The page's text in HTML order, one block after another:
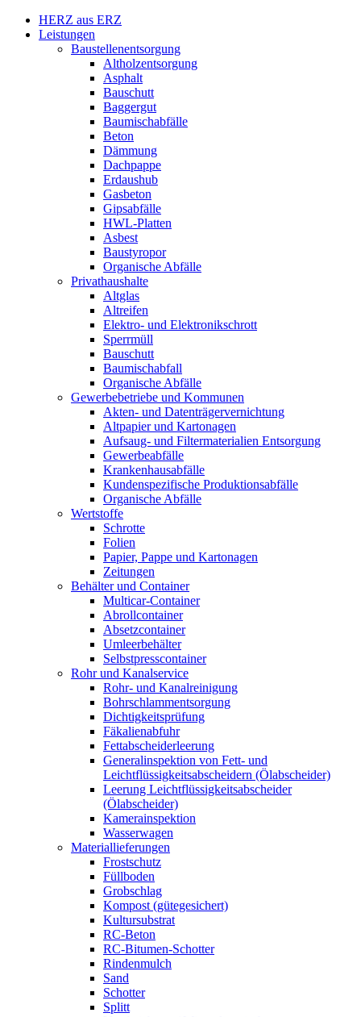
HERZ aus ERZ
Leistungen
Baustellenentsorgung
Altholzentsorgung
Asphalt
Bauschutt
Baggergut
Baumischabfälle
Beton
Dämmung
Dachpappe
Erdaushub
Gasbeton
Gipsabfälle
HWL-Platten
Asbest
Baustyropor
Organische Abfälle
Privathaushalte
Altglas
Altreifen
Elektro- und Elektronikschrott
Sperrmüll
Bauschutt
Baumischabfall
Organische Abfälle
Gewerbebetriebe und Kommunen
Akten- und Datenträgervernichtung
Altpapier und Kartonagen
Aufsaug- und Filtermaterialien Entsorgung
Gewerbeabfälle
Krankenhausabfälle
Kundenspezifische Produktionsabfälle
Organische Abfälle
Wertstoffe
Schrotte
Folien
Papier, Pappe und Kartonagen
Zeitungen
Behälter und Container
Multicar-Container
Abrollcontainer
Absetzcontainer
Umleerbehälter
Selbstpresscontainer
Rohr und Kanalservice
Rohr- und Kanalreinigung
Bohrschlammentsorgung
Dichtigkeitsprüfung
Fäkalienabfuhr
Fettabscheiderleerung
Generalinspektion von Fett- und
Leichtflüssigkeitsabscheidern (Ölabscheider)
Leerung Leichtflüssigkeitsabscheider
(Ölabscheider)
Kamerainspektion
Wasserwagen
Materiallieferungen
Frostschutz
Füllboden
Grobschlag
Kompost (gütegesichert)
Kultursubstrat
RC-Beton
RC-Bitumen-Schotter
Rindenmulch
Sand
Schotter
Splitt